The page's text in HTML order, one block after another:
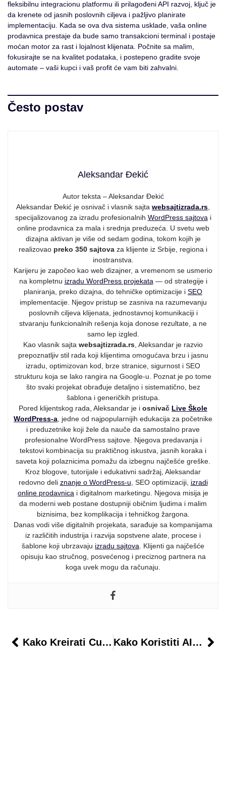
fleksibilnu integracionu platformu ili prilagođeni API razvoj, ključ je
da krenete od jasnih poslovnih ciljeva i pažljivo planirate
implementaciju. Kada se ova dva sistema usklade, vaša online
prodavnica prestaje da bude samo transakcioni terminal i postaje
moćan motor za rast i lojalnost klijenata. Počnite sa malim,
fokusirajte se na kvalitet podataka, i postepeno gradite svoje
automate – vaši kupci i vaš profit će vam biti zahvalni.
Često postav
Aleksandar Đekić
Autor teksta – Aleksandar Đekić
Aleksandar Đekić je osnivač i vlasnik sajta websajtizrada.rs
specijalizovanog za izradu profesionalnih WordPress sajtova i
online prodavnica za mala i srednja preduzeća. U svetu web
dizajna aktivan je više od sedam godina, tokom kojih je
realizovao preko 350 sajtova za klijente iz Srbije, regiona i
inostranstva.
Karijeru je započeo kao web dizajner, a vremenom se usmerio
na kompletnu izradu WordPress projekata — od strategije i
planiranja, preko dizajna, do tehničke optimizacije i SEO
implementacije. Njegov pristup se zasniva na razumevanju
poslovnih ciljeva klijenata, jednostavnoj komunikaciji i
stvaranju funkcionalnih rešenja koja donose rezultate, a ne
samo lep izgled.
Kao vlasnik sajta websajtizrada.rs , Aleksandar je razvio
prepoznatljiv stil rada koji klijentima omogućava brzu i jasnu
izradu, optimizovan kod, brze stranice, sigurnost i SEO
strukturu koja se lako rangira na Google-u. Poznat je po tome
što svaki projekat obrađuje detaljno i sistematično, bez
šablona i generičkih pristupa.
Pored klijentskog rada, Aleksandar je i osnivač Live Škole
WordPress-a , jedne od najpopularnijih edukacija za početnike
i preduzetnike koji žele da nauče da samostalno prave
profesionalne WordPress sajtove. Njegova predavanja i
tekstovi kombinacija su praktičnog iskustva, jasnih koraka i
saveta koji polaznicima pomažu da izbegnu najčešće greške.
Kroz blogove, tutorijale i edukativni sadržaj, Aleksandar
redovno deli znanje o WordPress-u , SEO optimizaciji, izradi
online prodavnica i digitalnom marketingu. Njegova misija je
da moderni web postane dostupniji običnim ljudima i malim
biznisima, bez komplikacija i tehničkog žargona.
Danas vodi više digitalnih projekata, sarađuje sa kompanijama
iz različitih industrija i razvija sopstvene alate, procese i
šablone koji ubrzavaju izradu sajtova . Klijenti ga najčešće
opisuju kao stručnog, posvećenog i preciznog partnera na
koga uvek mogu da računaju.
Kako Kreirati Custom Footer U WordPressu Kako Koristiti AI Za Brainstorming Tema